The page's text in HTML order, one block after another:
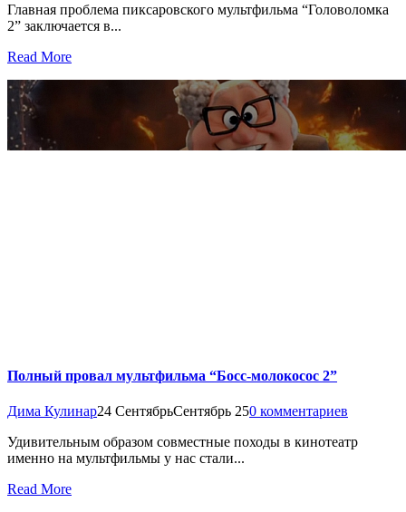
Главная проблема пиксаровского мультфильма “Головоломка
2” заключается в...
Read More
Полный провал мультфильма “Босс-молокосос 2”
Дима Кулинар24 СентябрьСентябрь 250 комментариев
Удивительным образом совместные походы в кинотеатр
именно на мультфильмы у нас стали...
Read More